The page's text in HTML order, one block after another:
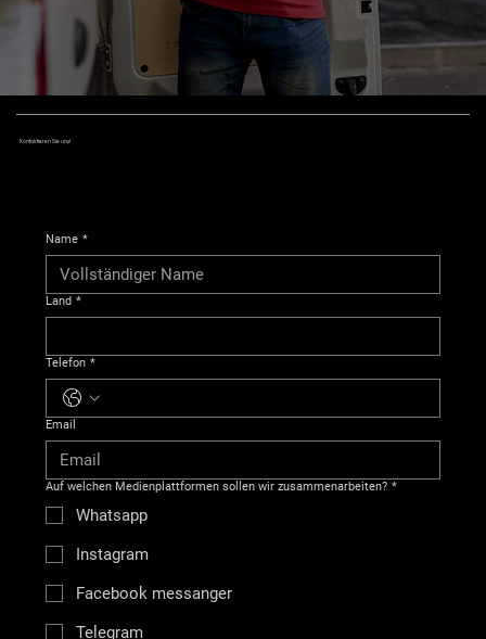
Name *
Land *
Telefon *
Email
Auf welchen Medienplattformen sollen wir zusammenarbeiten? *
Whatsapp
Instagram
Facebook messanger
Telegram
Kontaktieren Sie uns!